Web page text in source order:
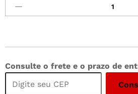
Consulte o frete e o prazo de